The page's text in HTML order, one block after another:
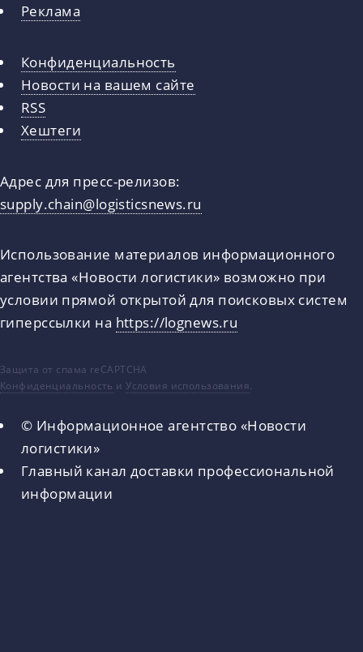
Реклама
Конфиденциальность
Новости на вашем сайте
RSS
Хештеги
Адрес для пресс-релизов:
supply.chain@logisticsnews.ru
Использование материалов информационного
агентства «Новости логистики» возможно при
условии прямой открытой для поисковых систем
гиперссылки на https://lognews.ru
Защита от спама reCAPTCHA
Конфиденциальность иУсловия использования.
© Информационное агентство «Новости
логистики»
Главный канал доставки профессиональной
информации